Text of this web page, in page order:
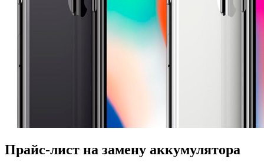
Прайс-лист на замену аккумулятора